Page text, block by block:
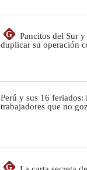
G
Pancitos del Sur
duplicar su operación
Perú y sus 16 feriados:
trabajadores que no
G